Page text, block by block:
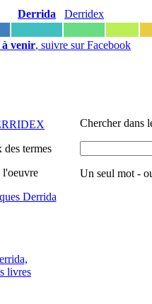
Derrida Derridex
venir, suivre sur Facebook
des termes
l'oeuvre
Derrida
Chercher dans
Un seul mot -
livres